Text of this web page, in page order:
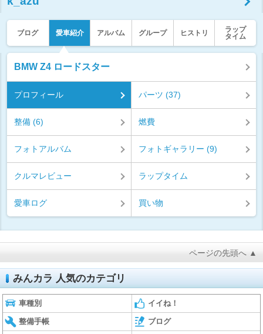
ブログ 愛車紹介 アルバム グループ ヒストリ
ラップ
タイム
BMW Z4 ロードスター
プロフィール パーツ (37)
整備 (6) 燃費
フォトアルバム フォトギャラリー (9)
クルマレビュー ラップタイム
愛車ログ 買い物
ページの先頭へ ▲
みんカラ 人気のカテゴリ
車種別 イイね！
整備手帳 ブログ